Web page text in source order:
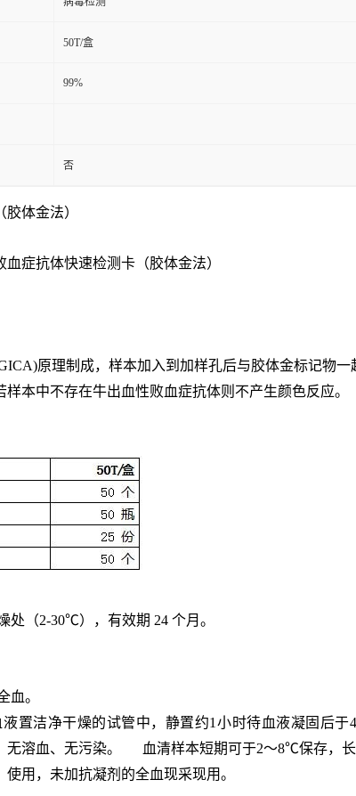
50T/盒
99%
否
体金法）
血症抗体快速检测卡（胶体金法）
原理制成，样本加入到加样孔后与胶体金标记物
样本中不存在牛出血性败血症抗体则不产生颜色反应。
处（2-30℃），有效期 24 个月。
血。
置洁净干燥的试管中，静置约1小时待血液凝固 后于
无溶血、无污染。 血清样本短期可于2～8℃保存，长
用，未加抗凝剂的全血现采现用。